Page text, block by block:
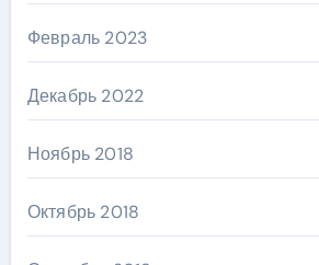
Февраль 2023
Декабрь 2022
Ноябрь 2018
Октябрь 2018